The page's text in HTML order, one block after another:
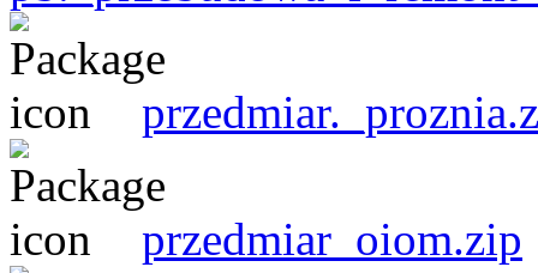
przedmiar_oiom.zip